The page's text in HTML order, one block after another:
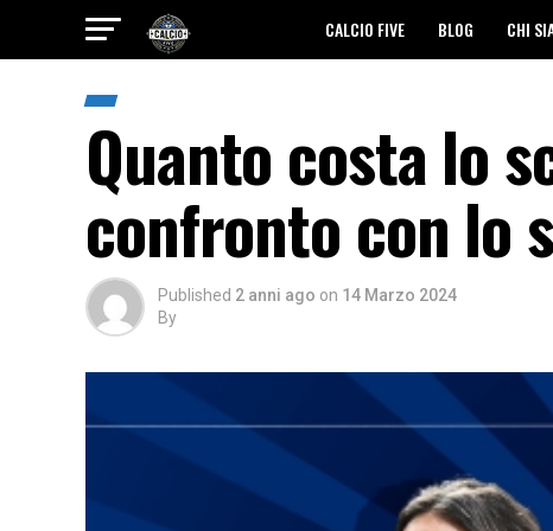
CALCIO FIVE BLOG CHI
Quanto costa lo
confronto con lo
Published 2 anni ago on 14 Marzo 2024
By